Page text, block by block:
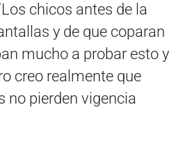
chicos antes de la
y de que coparan
mucho a probar esto y
creo realmente que
no pierden vigencia